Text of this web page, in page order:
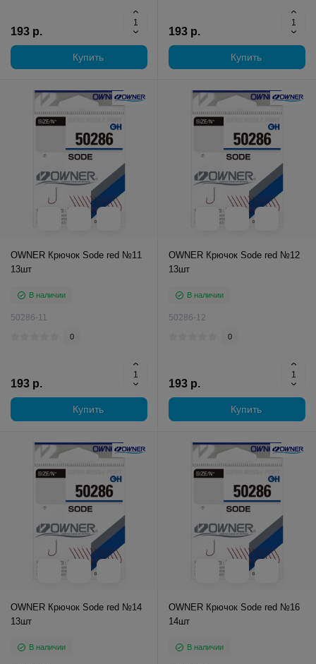
193 р.
Купить
193 р.
Купить
OWNER Крючок Sode red №11
13шт
В наличии
50286-11
0
193 р.
Купить
OWNER Крючок Sode red №12
13шт
В наличии
50286-12
0
193 р.
Купить
OWNER Крючок Sode red №14
13шт
В наличии
OWNER Крючок Sode red №16
14шт
В наличии